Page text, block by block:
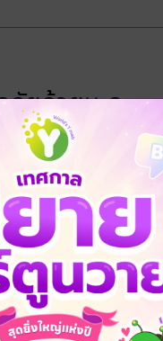
ภัยด้วยนะคะ
มูลในหัวข้อที่คุณกำลังชมค่ะ